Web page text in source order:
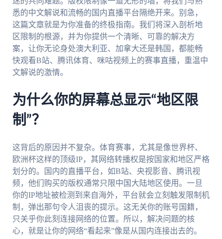
悉的中文解说和流畅的国内直播平台隔绝开来。别急，
这篇文章就是为你准备的终极指南。我们将深入剖析地
区限制的根源，并为你提供一个清晰、可靠的解决方
案，让你无论身处澳大利亚、加拿大还是韩国，都能畅
快观看B站、腾讯体育、咪咕视频上的赛事直播，重温中
文解说的激情。
为什么你的屏幕总显示“地区限
制”？
这背后的原因并不复杂。体育赛事，尤其是像世界杯、
欧洲杯这样的顶级IP，其网络转播权是按国家和地区严格
划分的。国内的直播平台，如B站、央视影音、腾讯视
频，他们购买的版权通常只限中国大陆地区使用。一旦
你的IP地址被检测到来自海外，平台就会立刻触发限制机
制，弹出那句令人沮丧的提示。这无关你的账号国籍，
只关乎你此刻连接网络的位置。所以，解决问题的核
心，就是让你的网络“看起来”像是从国内连接出去的。